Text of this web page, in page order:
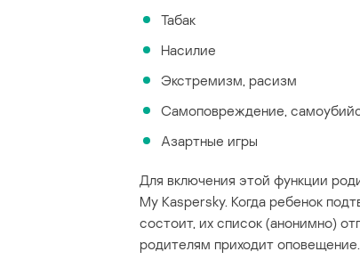
Табак
Насилие
Экстремизм, расизм
Самоповреждение,
Азартные игры
Для включения этой функции
My Kaspersky. Когда ребенок
состоит, их список (анонимно)
родителям приходит оповещение.